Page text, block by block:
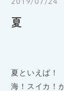
夏
夏といえば！
海！スイカ！